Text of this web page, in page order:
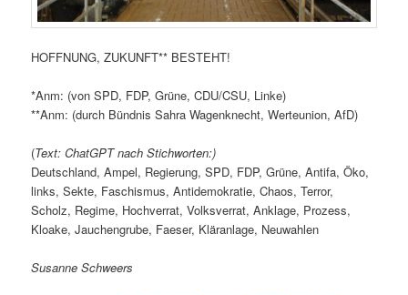
HOFFNUNG, ZUKUNFT** BESTEHT!
*Anm: (von SPD, FDP, Grüne, CDU/CSU, Linke)
**Anm: (durch Bündnis Sahra Wagenknecht, Werteunion, AfD)
(Text: ChatGPT nach Stichworten:)
Deutschland, Ampel, Regierung, SPD, FDP, Grüne, Antifa, Öko,
links, Sekte, Faschismus, Antidemokratie, Chaos, Terror,
Scholz, Regime, Hochverrat, Volksverrat, Anklage, Prozess,
Kloake, Jauchengrube, Faeser, Kläranlage, Neuwahlen
Susanne Schweers